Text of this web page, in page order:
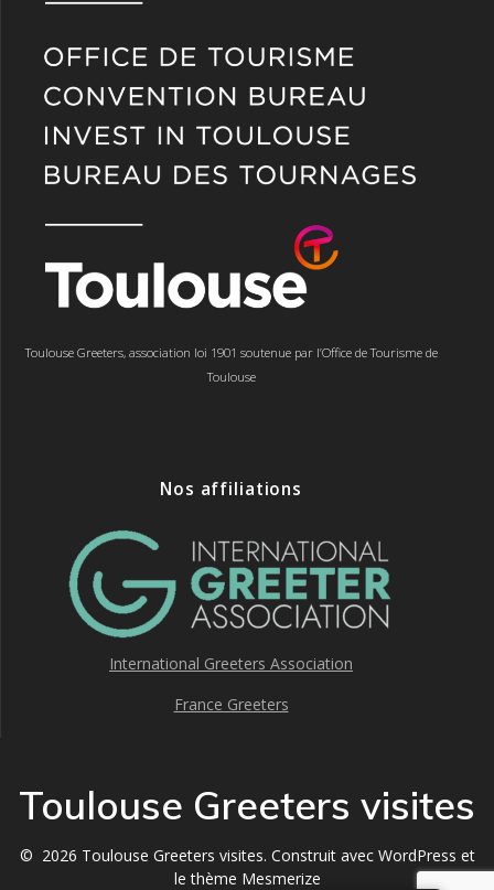
Toulouse Greeters, association loi 1901 soutenue par l’Office de Tourisme de
Toulouse
Nos affiliations
International Greeters Association
France Greeters
Toulouse Greeters visites
© 2026 Toulouse Greeters visites. Construit avec WordPress et
lethème Mesmerize